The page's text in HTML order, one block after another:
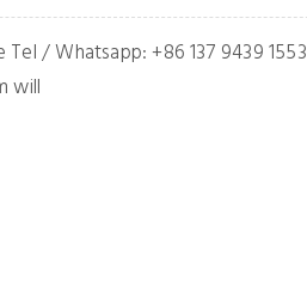
/ Whatsapp: +86 134 3052 3863
will